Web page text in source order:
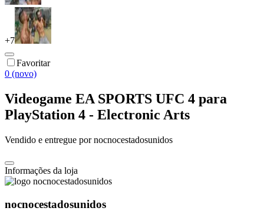
+7
Favoritar
0 (novo)
Videogame EA SPORTS UFC 4 para
PlayStation 4 - Electronic Arts
Vendido e entregue por nocnocestadosunidos
Informações da loja
nocnocestadosunidos